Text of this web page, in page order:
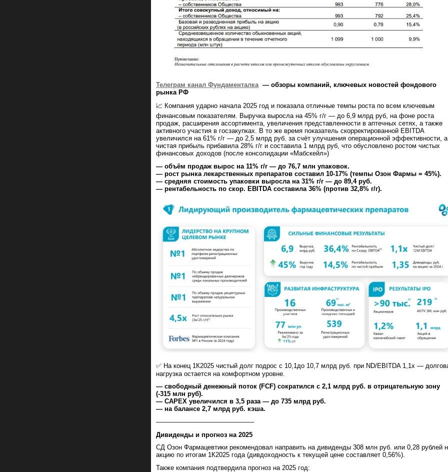
Телеграм канал Фундаменталка — обзоры компаний, ключевых новостей фондового
рынка РФ
📈 Компания ударно начала 2025 год и показала отличные темпы роста по всем ключевым
финансовым показателям. Выручка выросла на 45% г/г — до 6,9 млрд руб, на фоне роста
продаж, расширения ассортимента, увеличения представленности в аптечных сетях, а также
активного участия в госзакупках. В то же время показатель скорректированной EBITDA
увеличился на 61% г/г — до 2,5 млрд руб. за счёт улучшения операционной эффективности, а
чистая прибыль прибавила 28% г/г и составила 1 млрд руб, что обусловлено ростом чистых
финансовых доходов (после консолидации «Мабскейл»)
— объём продаж вырос на 11% г/г — до 76,7 млн упаковок.
— рост рынка лекарственных препаратов составил 10-17% (темпы Озон Фармы = 45%).
— средняя стоимость упаковки выросла на 31% г/г — до 89,4 руб.
— рентабельность по скор. EBITDA составила 36% (против 32,8% г/г).
✅ На конец 1К2025 чистый долг подрос с 10,1до 10,7 млрд руб. при ND/EBITDA 1,1x —
нагрузка остается на комфортном уровне.
— свободный денежный поток (FCF) сократился с 2,1 млрд руб. в отрицательную зону
(-315 млн руб).
— CAPEX увеличился в 3,5 раза — до 735 млрд руб.
— на балансе 2,7 млрд руб. кэша.
––––––––––––––––––––––––––––
Дивиденды и прогноз на 2025
СД Озон Фармацевтики рекомендовал направить на дивиденды 308 млн руб. или 0,28 рублей
акцию по итогам 1К2025 года (дивдоходность к текущей цене составляет 0,56%).
Также компания подтвердила прогноз на 2025 год: